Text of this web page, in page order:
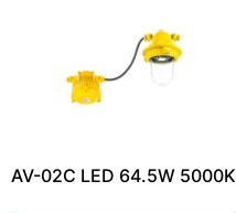
AV-02C LED 64.5W 5000K